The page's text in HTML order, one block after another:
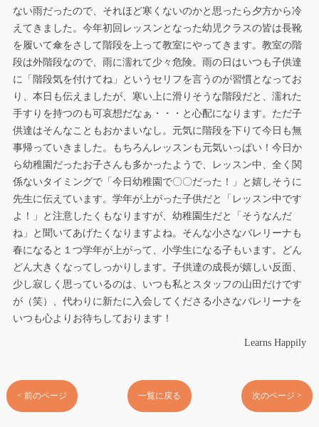
ない雨だったので、それほど寒くないのかと思ったら夕方から冷
えてきました。今年初回レッスンとなった幼児クラスの皆は長靴
を履いて傘をさして階段を上って教室にやってきます。教室の階
段は外階段なので、雨に濡れて少々危険。雨の日はいつも子供達
に「階段気を付けてね」というセリフを言うのが習慣となってお
り、本日も伝えましたが、寒い上に滑りそうな階段だと、濡れた
手すりを持つのも可哀想だなぁ・・・と心配になります。ただ子
供達はそんなこともおかまいなし。元気に階段を下りて今日も無
事帰っていきました。もちろんレッスンも元気いっぱい！今日か
ら幼稚園だったお子さんも多かったようで、レッスン中、全く関
係ないタイミングで「今日幼稚園で〇〇だった！」と嬉しそうに
先生に伝えています。学年が上がった子供だと「レッスン中です
よ！」と注意したくもなりますが、幼稚園生だと「そうなんだ
ね」と聞いてあげたくなりますよね。そんな小さなバレリーナも
春になると１つ学年が上がって、小学生になる子もいます。どん
どん大きくなってしっかりします。子供達の成長が嬉しい反面、
少し寂しく思っているのは、いつも私とスタッフの山田だけです
が（笑）、代わりに新たに入会してくださる小さなバレリーナを
いつも心よりお待ちしております！
Learns Happily
< 前のページ 一覧に戻る 次のページ >